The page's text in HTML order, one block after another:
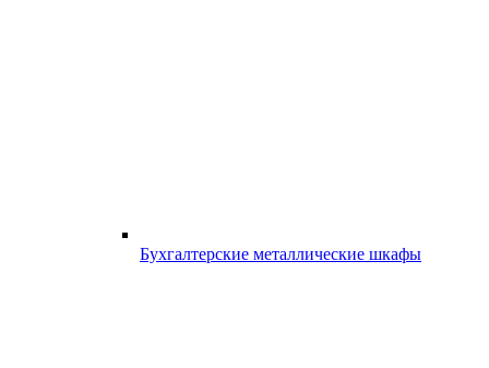
Бухгалтерские металлические шкафы